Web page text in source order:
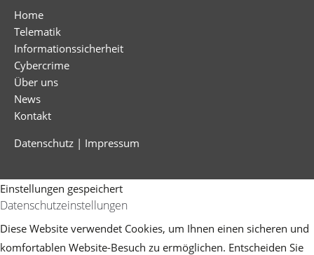
Home
Telematik
Informationssicherheit
Cybercrime
Über uns
News
Kontakt
Datenschutz | Impressum
Einstellungen gespeichert
Datenschutzeinstellungen
Diese Website verwendet Cookies, um Ihnen einen sicheren und
komfortablen Website-Besuch zu ermöglichen. Entscheiden Sie